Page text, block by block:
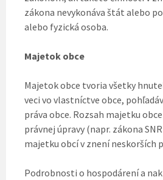
zákona nevykonáva štát alebo
alebo fyzická osoba.
Majetok obce
Majetok obce tvoria všetky
veci vo vlastníctve obce,
práva obce. Rozsah majetku
právnej úpravy (napr. zákona
majetku obcí v znení neskorších
Podrobnosti o hospodárení a